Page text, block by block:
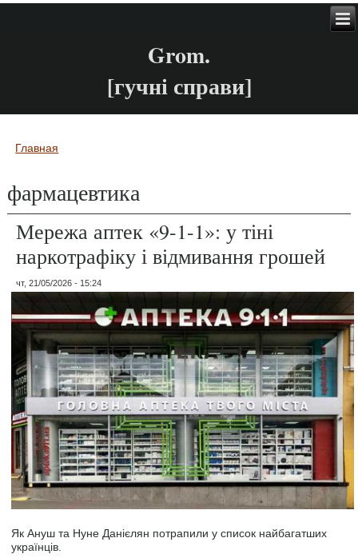
Grom.
[гучні справи]
Вы здесь
Главная
фармацевтика
Мережа аптек «9-1-1»: у тіні
наркотрафіку і відмивання грошей
чт, 21/05/2026 - 15:24
Як Ануш та Нуне Данієлян потрапили у список найбагатших
українців.